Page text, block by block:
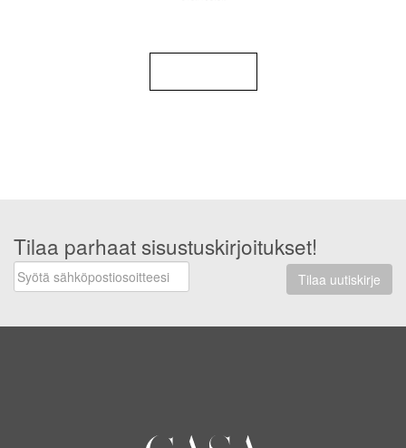
Tilaa parhaat sisustuskirjoitukset!
Tilaa uutiskirje